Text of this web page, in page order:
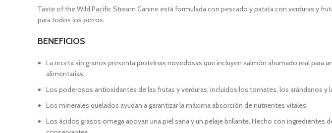
Taste of the Wild Pacific Stream Canine está formulada con pescado y patata con verduras y
para todos los perros.
BENEFICIOS
La receta sin granos presenta proteínas novedosas que incluyen salmón ahumado real para
alimentarias.
Los poderosos antioxidantes de las frutas y verduras, incluidos los tomates, los arándanos
Los minerales quelados ayudan a garantizar la máxima absorción de nutrientes vitales;
Los ácidos grasos omega apoyan una piel sana y un pelaje brillante. Hecho con